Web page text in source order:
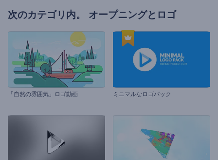
次のカテゴリ内。 オープニングとロゴ
「自然の雰囲気」ロゴ動画 ミニマルなロゴパック